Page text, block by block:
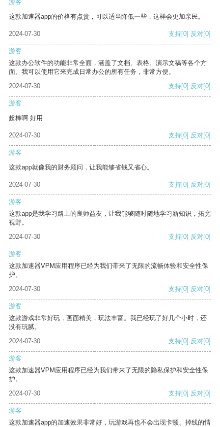
游客
这款加速器app的价格有点贵，可以适当降低一些，这样会更加亲民。
2024-07-30 支持[0] 反对[0]
游客
这款办公软件的功能非常全面，涵盖了文档、表格、演示文稿等各个方
面。我可以使用它来完成日常办公的所有任务，非常方便。
2024-07-30
支持[0] 反对[0]
游客
超棒啊 好用
2024-07-30 支持[0] 反对[0]
游客
这款app就像我的财务顾问，让我能够省钱又省心。
2024-07-30 支持[0] 反对[0]
游客
这款app是我学习路上的良师益友，让我能够随时随地学习新知识，拓宽
视野。
2024-07-30
支持[0] 反对[0]
游客
这款加速器VPM应用程序已经为我们带来了无限的流畅体验和安全性保
护。
2024-07-30
支持[0] 反对[0]
游客
这款游戏非常好玩，画面精美，玩法丰富。我已经玩了好几个小时，还
没有玩腻。
2024-07-30
支持[0] 反对[0]
游客
这款加速器VPM应用程序已经为我们带来了无限的隐私保护和安全性保
护。
2024-07-30
支持[0] 反对[0]
游客
这款加速器app的加速效果非常好，玩游戏再也不会出现卡顿、掉线的情